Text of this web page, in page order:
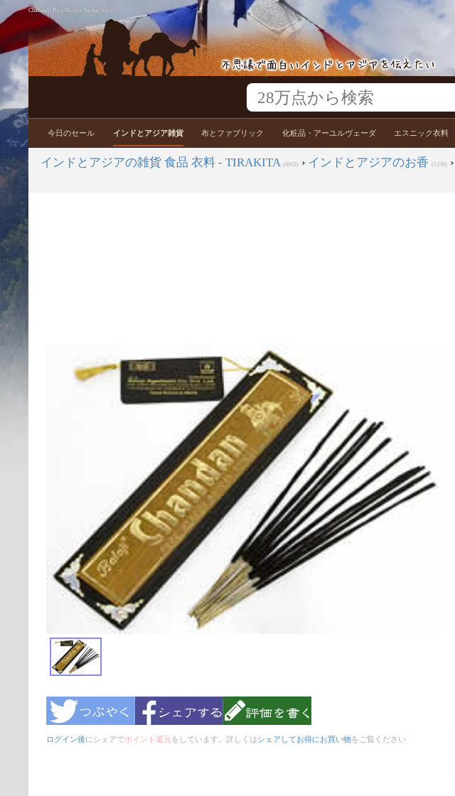
Chandan (Pure Mysore Sandal Sticks)
今日のセール インドとアジア雑貨 布とファブリック 化粧品・アーユルヴェーダ エスニック衣料
インドとアジアの雑貨 食品 衣料 - TIRAKITA (6953) › インドとアジアのお香 (1159) ›
ログイン後にシェアでポイント還元をしています。詳しくはシェアしてお得にお買い物をご覧ください